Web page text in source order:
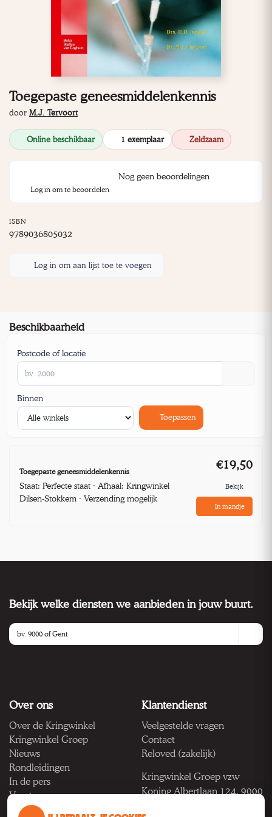
Toegepaste geneesmiddelenkennis
door M.J. Tervoort
Online beschikbaar 1 exemplaar Zeldzaam
Nog geen beoordelingen
Log in om te beoordelen
ISBN
9789036805032
Log in om aan lijst toe te voegen
Beschikbaarheid
Postcode of locatie
Binnen
Toepassen
Toegepaste geneesmiddelenkennis
Staat: Perfecte staat · Afhaal: Kringwinkel
Dilsen-Stokkem · Verzending mogelijk
€19,50
Bekijk
In mandje
Bekijk welke diensten we aanbieden in jouw buurt.
Over ons
Over de Kringwinkel
Kringwinkel Groep
Nieuws
Rondleidingen
In de pers
Vacatures
Klantendienst
Veelgestelde vragen
Contact
Reloved (zakelijk)
Kringwinkel Groep vzw
Koning Albertlaan 124, 9000